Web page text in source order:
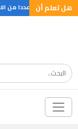
هل تعلم أن
ان هنالك عددا من الادباء والشعراء والعلماء والقواد